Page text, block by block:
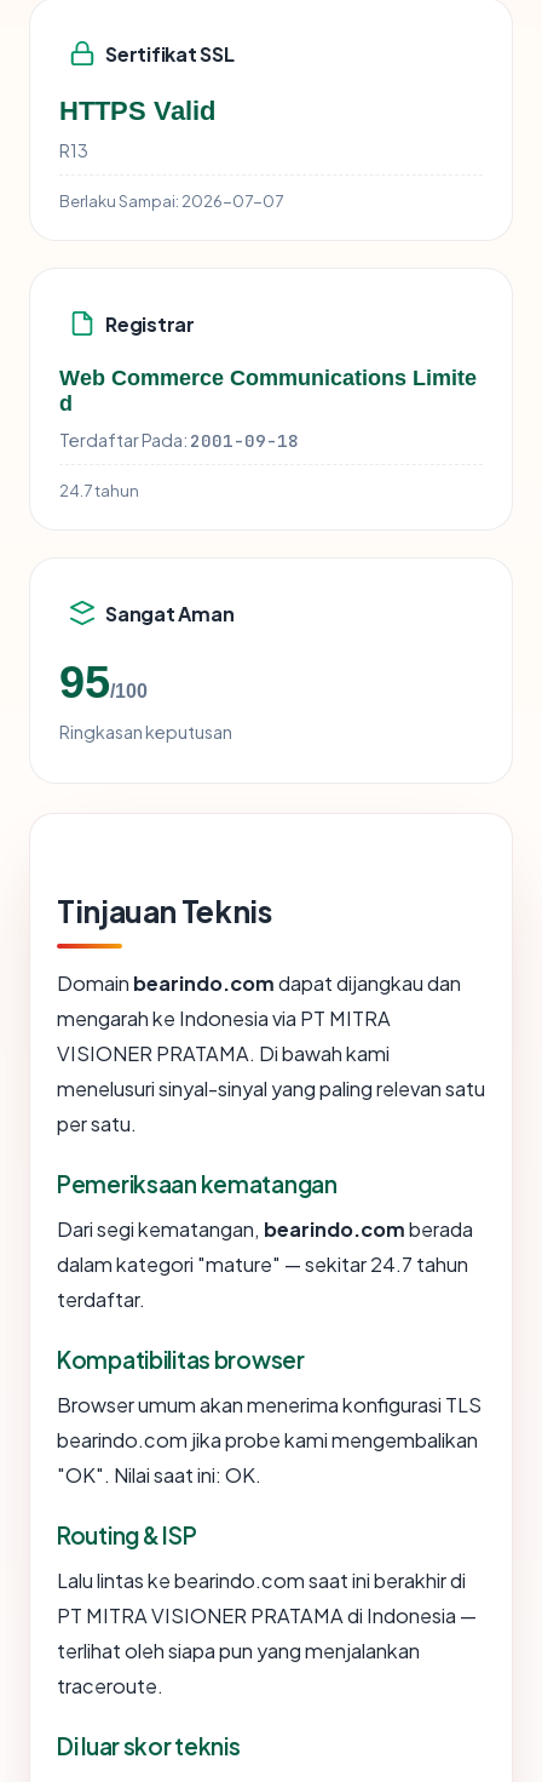
Sertifikat SSL
HTTPS Valid
R13
Berlaku Sampai: 2026-07-07
Registrar
Web Commerce Communications Limite
d
Terdaftar Pada: 2001-09-18
24.7 tahun
Sangat Aman
95/100
Ringkasan keputusan
Tinjauan Teknis
Domain bearindo.comdapat dijangkau dan
mengarah ke Indonesia via PT MITRA
VISIONER PRATAMA. Di bawah kami
menelusuri sinyal-sinyal yang paling relevan satu
per satu.
Pemeriksaan kematangan
Dari segi kematangan, bearindo.comberada
dalam kategori "mature" — sekitar 24.7 tahun
terdaftar.
Kompatibilitas browser
Browser umum akan menerima konfigurasi TLS
bearindo.com jika probe kami mengembalikan
"OK". Nilai saat ini: OK.
Routing & ISP
Lalu lintas ke bearindo.com saat ini berakhir di
PT MITRA VISIONER PRATAMA di Indonesia —
terlihat oleh siapa pun yang menjalankan
traceroute.
Di luar skor teknis